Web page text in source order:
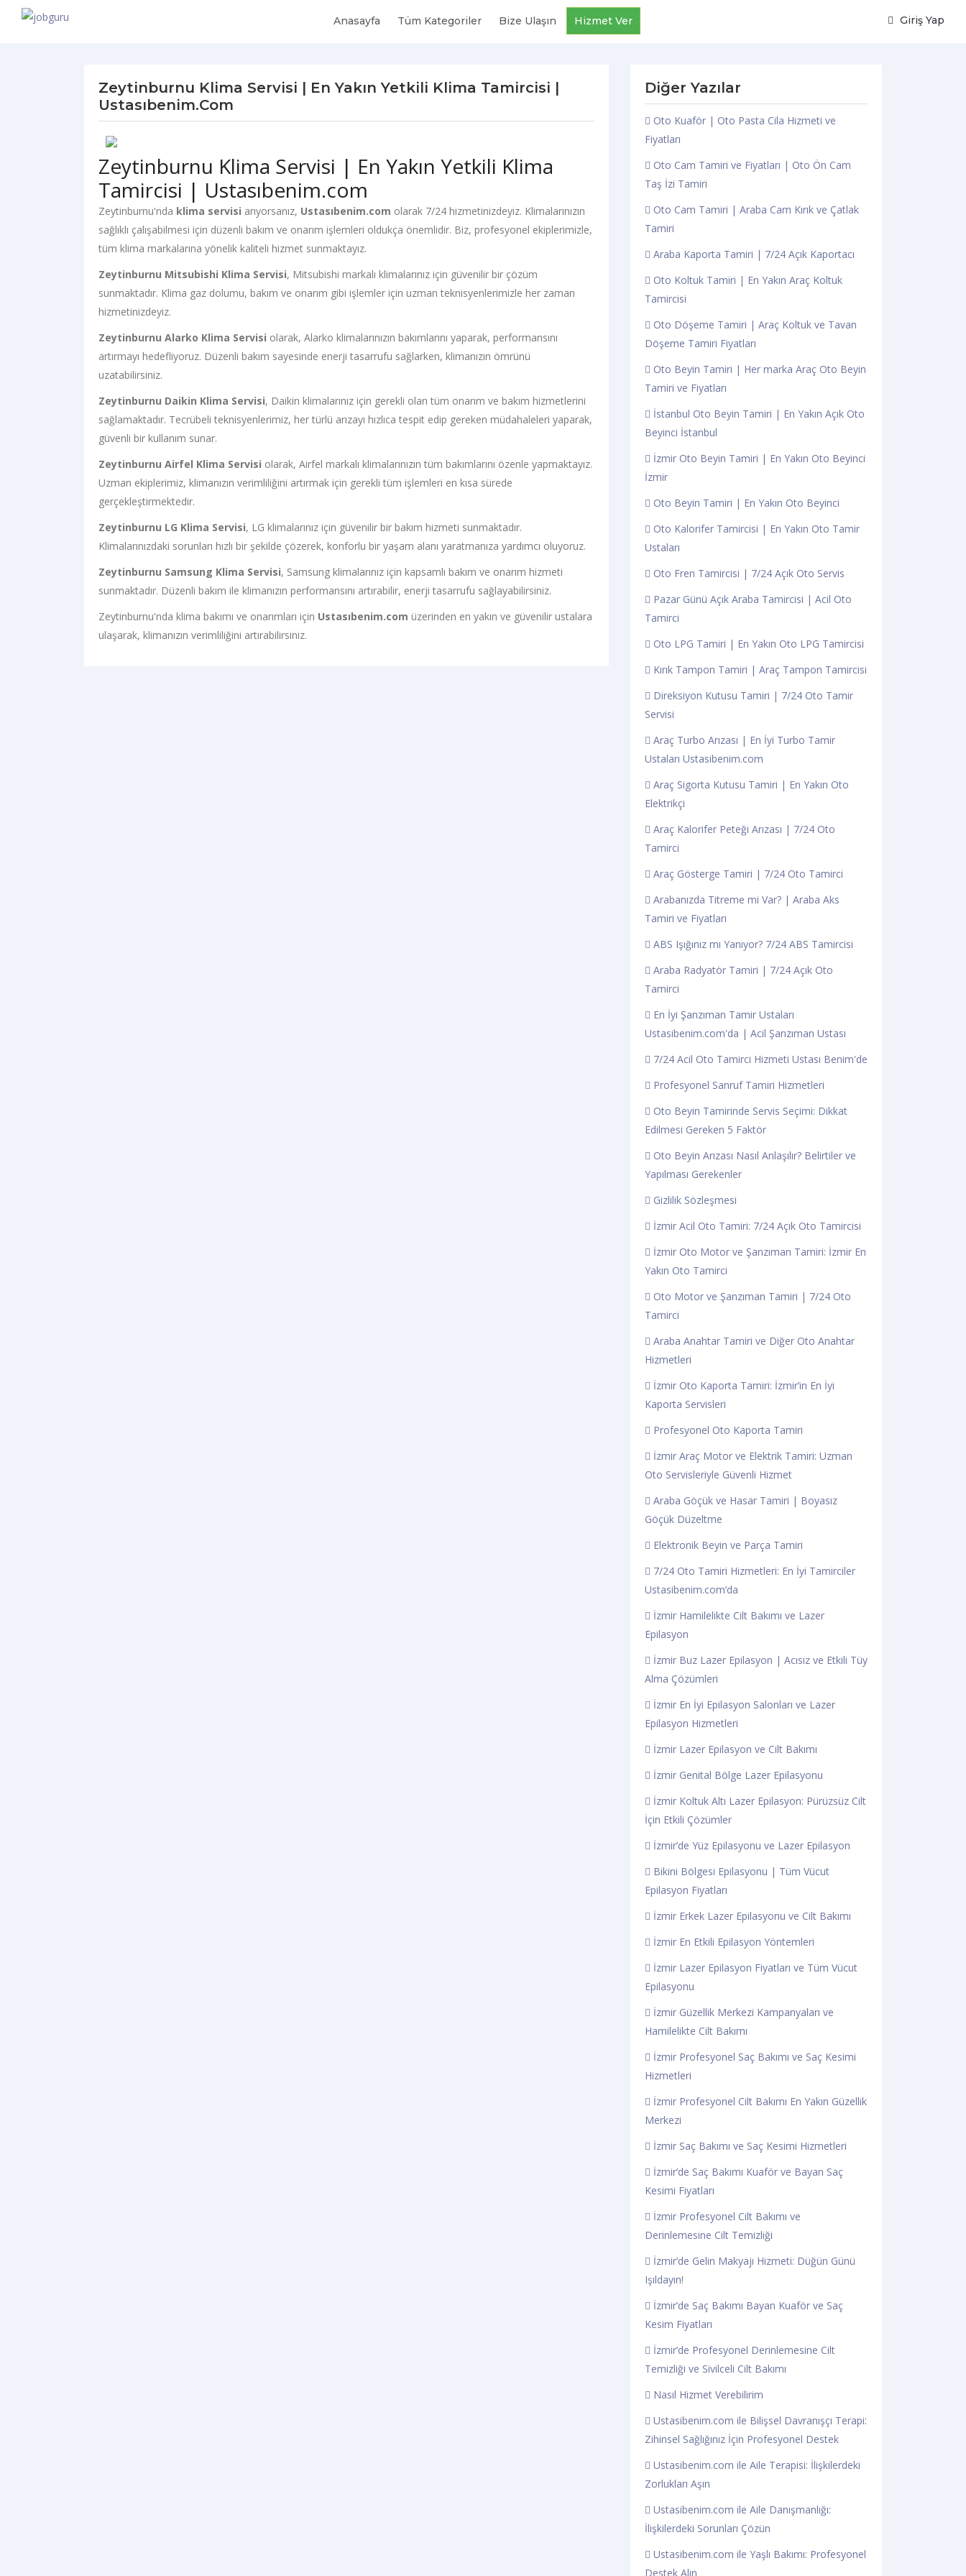
Anasayfa Tüm Kategoriler Bize Ulaşın Hizmet Ver Giriş Yap
Zeytinburnu Klima Servisi | En Yakın Yetkili Klima Tamircisi |
Ustasıbenim.com
Zeytinburnu Klima Servisi | En Yakın Yetkili Klima
Tamircisi | Ustasıbenim.com
Zeytinburnu'nda klima servisi arıyorsanız, Ustasıbenim.com olarak 7/24 hizmetinizdeyiz. Klimalarınızın
sağlıklı çalışabilmesi için düzenli bakım ve onarım işlemleri oldukça önemlidir. Biz, profesyonel ekiplerimizle,
tüm klima markalarına yönelik kaliteli hizmet sunmaktayız.
Zeytinburnu Mitsubishi Klima Servisi, Mitsubishi markalı klimalarınız için güvenilir bir çözüm
sunmaktadır. Klima gaz dolumu, bakım ve onarım gibi işlemler için uzman teknisyenlerimizle her zaman
hizmetinizdeyiz.
Zeytinburnu Alarko Klima Servisi olarak, Alarko klimalarınızın bakımlarını yaparak, performansını
artırmayı hedefliyoruz. Düzenli bakım sayesinde enerji tasarrufu sağlarken, klimanızın ömrünü
uzatabilirsiniz.
Zeytinburnu Daikin Klima Servisi, Daikin klimalarınız için gerekli olan tüm onarım ve bakım hizmetlerini
sağlamaktadır. Tecrübeli teknisyenlerimiz, her türlü arızayı hızlıca tespit edip gereken müdahaleleri yaparak,
güvenli bir kullanım sunar.
Zeytinburnu Airfel Klima Servisi olarak, Airfel markalı klimalarınızın tüm bakımlarını özenle yapmaktayız.
Uzman ekiplerimiz, klimanızın verimliliğini artırmak için gerekli tüm işlemleri en kısa sürede
gerçekleştirmektedir.
Zeytinburnu LG Klima Servisi, LG klimalarınız için güvenilir bir bakım hizmeti sunmaktadır.
Klimalarınızdaki sorunları hızlı bir şekilde çözerek, konforlu bir yaşam alanı yaratmanıza yardımcı oluyoruz.
Zeytinburnu Samsung Klima Servisi, Samsung klimalarınız için kapsamlı bakım ve onarım hizmeti
sunmaktadır. Düzenli bakım ile klimanızın performansını artırabilir, enerji tasarrufu sağlayabilirsiniz.
Zeytinburnu'nda klima bakımı ve onarımları için Ustasıbenim.com üzerinden en yakın ve güvenilir ustalara
ulaşarak, klimanızın verimliliğini artırabilirsiniz.
Diğer Yazılar
Oto Kuaför | Oto Pasta Cila Hizmeti ve
Fiyatları
Oto Cam Tamiri ve Fiyatları | Oto Ön Cam
Taş İzi Tamiri
Oto Cam Tamiri | Araba Cam Kırık ve Çatlak
Tamiri
Araba Kaporta Tamiri | 7/24 Açık Kaportacı
Oto Koltuk Tamiri | En Yakın Araç Koltuk
Tamircisi
Oto Döşeme Tamiri | Araç Koltuk ve Tavan
Döşeme Tamiri Fiyatları
Oto Beyin Tamiri | Her marka Araç Oto Beyin
Tamiri ve Fiyatları
İstanbul Oto Beyin Tamiri | En Yakın Açık Oto
Beyinci İstanbul
İzmir Oto Beyin Tamiri | En Yakın Oto Beyinci
İzmir
Oto Beyin Tamiri | En Yakın Oto Beyinci
Oto Kalorifer Tamircisi | En Yakın Oto Tamir
Ustaları
Oto Fren Tamircisi | 7/24 Açık Oto Servis
Pazar Günü Açık Araba Tamircisi | Acil Oto
Tamirci
Oto LPG Tamiri | En Yakın Oto LPG Tamircisi
Kırık Tampon Tamiri | Araç Tampon Tamircisi
Direksiyon Kutusu Tamiri | 7/24 Oto Tamir
Servisi
Araç Turbo Arızası | En İyi Turbo Tamir
Ustaları Ustasibenim.com
Araç Sigorta Kutusu Tamiri | En Yakın Oto
Elektrikçi
Araç Kalorifer Peteği Arızası | 7/24 Oto
Tamirci
Araç Gösterge Tamiri | 7/24 Oto Tamirci
Arabanızda Titreme mi Var? | Araba Aks
Tamiri ve Fiyatları
ABS Işığınız mı Yanıyor? 7/24 ABS Tamircisi
Araba Radyatör Tamiri | 7/24 Açık Oto
Tamirci
En İyi Şanzıman Tamir Ustaları
Ustasibenim.com'da | Acil Şanzıman Ustası
7/24 Acil Oto Tamirci Hizmeti Ustası Benim'de
Profesyonel Sanruf Tamiri Hizmetleri
Oto Beyin Tamirinde Servis Seçimi: Dikkat
Edilmesi Gereken 5 Faktör
Oto Beyin Arızası Nasıl Anlaşılır? Belirtiler ve
Yapılması Gerekenler
Gizlilik Sözleşmesi
İzmir Acil Oto Tamiri: 7/24 Açık Oto Tamircisi
İzmir Oto Motor ve Şanzıman Tamiri: İzmir En
Yakın Oto Tamirci
Oto Motor ve Şanzıman Tamiri | 7/24 Oto
Tamirci
Araba Anahtar Tamiri ve Diğer Oto Anahtar
Hizmetleri
İzmir Oto Kaporta Tamiri: İzmir’in En İyi
Kaporta Servisleri
Profesyonel Oto Kaporta Tamiri
İzmir Araç Motor ve Elektrik Tamiri: Uzman
Oto Servisleriyle Güvenli Hizmet
Araba Göçük ve Hasar Tamiri | Boyasız
Göçük Düzeltme
Elektronik Beyin ve Parça Tamiri
7/24 Oto Tamiri Hizmetleri: En İyi Tamirciler
Ustasibenim.com’da
İzmir Hamilelikte Cilt Bakımı ve Lazer
Epilasyon
İzmir Buz Lazer Epilasyon | Acısız ve Etkili Tüy
Alma Çözümleri
İzmir En İyi Epilasyon Salonları ve Lazer
Epilasyon Hizmetleri
İzmir Lazer Epilasyon ve Cilt Bakımı
İzmir Genital Bölge Lazer Epilasyonu
İzmir Koltuk Altı Lazer Epilasyon: Pürüzsüz Cilt
İçin Etkili Çözümler
İzmir’de Yüz Epilasyonu ve Lazer Epilasyon
Bikini Bölgesi Epilasyonu | Tüm Vücut
Epilasyon Fiyatları
İzmir Erkek Lazer Epilasyonu ve Cilt Bakımı
İzmir En Etkili Epilasyon Yöntemleri
İzmir Lazer Epilasyon Fiyatları ve Tüm Vücut
Epilasyonu
İzmir Güzellik Merkezi Kampanyaları ve
Hamilelikte Cilt Bakımı
İzmir Profesyonel Saç Bakımı ve Saç Kesimi
Hizmetleri
İzmir Profesyonel Cilt Bakımı En Yakın Güzellik
Merkezi
İzmir Saç Bakımı ve Saç Kesimi Hizmetleri
İzmir’de Saç Bakımı Kuaför ve Bayan Saç
Kesimi Fiyatları
İzmir Profesyonel Cilt Bakımı ve
Derinlemesine Cilt Temizliği
İzmir’de Gelin Makyajı Hizmeti: Düğün Günü
Işıldayın!
İzmir’de Saç Bakımı Bayan Kuaför ve Saç
Kesim Fiyatları
İzmir’de Profesyonel Derinlemesine Cilt
Temizliği ve Sivilceli Cilt Bakımı
Nasıl Hizmet Verebilirim
Ustasibenim.com ile Bilişsel Davranışçı Terapi:
Zihinsel Sağlığınız İçin Profesyonel Destek
Ustasibenim.com ile Aile Terapisi: İlişkilerdeki
Zorlukları Aşın
Ustasibenim.com ile Aile Danışmanlığı:
İlişkilerdeki Sorunları Çözün
Ustasibenim.com ile Yaşlı Bakımı: Profesyonel
Destek Alın